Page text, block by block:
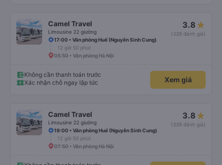
Camel Travel
Limousine 22 giường
3.8
(339 đánh giá)
17:00 • Văn phòng Huế (Nguyễn Sinh Cung)
12 giờ 50 phút
05:50 • Văn phòng Hà Nội
Không cần thanh toán trước
Xác nhận chỗ ngay lập tức
Xem giá
Camel Travel
Limousine 22 giường
3.8
(339 đánh giá)
19:00 • Văn phòng Huế (Nguyễn Sinh Cung)
12 giờ 50 phút
07:50 • Văn phòng Hà Nội